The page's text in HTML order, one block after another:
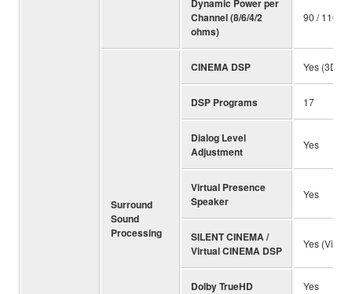
Dynamic Power per
Channel (8/6/4/2
ohms)
90 / 110 /
Surround
Sound
Processing
CINEMA DSP Yes (3D)
DSP Programs 17
Dialog Level
Adjustment
Yes
Virtual Presence
Speaker
Yes
SILENT CINEMA /
Virtual CINEMA DSP
Yes
Dolby TrueHD Yes